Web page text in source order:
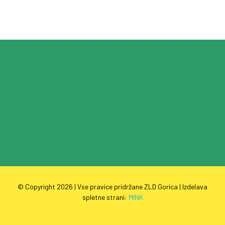
© Copyright 2026 | Vse pravice pridržane ZLD Gorica | Izdelava
spletne strani: MINK